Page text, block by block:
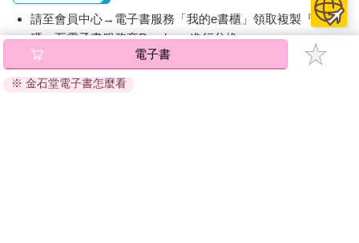
請至會員中心→電子書服務「我的e書櫃」領取複製『兌換
碼』至電子書服務商Readmoo進行兌換。
退換貨須知：
因版權保護，您在金石堂所購買的電子書僅能以金石堂專屬
電子書
※ 金石堂電子書怎麼看